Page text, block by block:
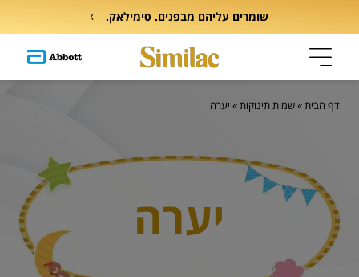
שומרים עליהם מבפנים. סימילאק.
יערה
דף הבית»שמות תינוקות» יערה